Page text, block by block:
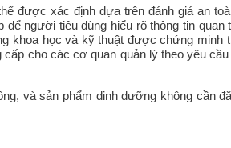
được xác định dựa trên đánh giá an
người tiêu dùng hiểu rõ thông tin quan
khoa học và kỹ thuật được chứng minh
cho các cơ quan quản lý theo yêu
và sản phẩm dinh dưỡng không cần